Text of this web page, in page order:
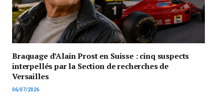
Braquage d’Alain Prost en Suisse : cinq suspects
interpellés par la Section de recherches de
Versailles
06/07/2026